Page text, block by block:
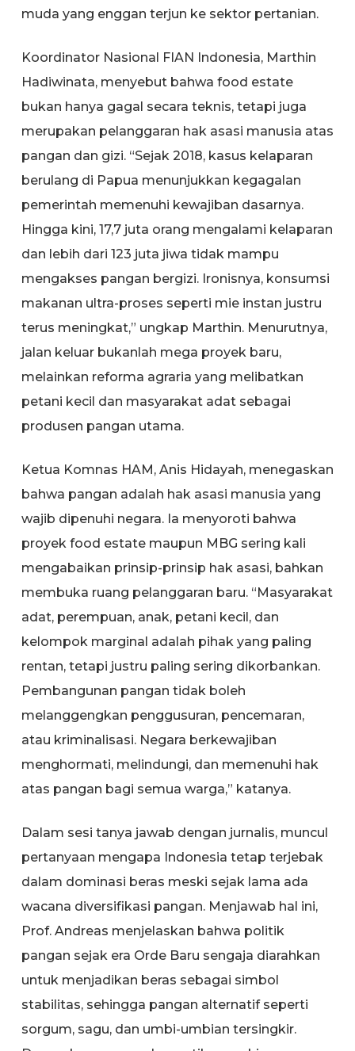
muda yang enggan terjun ke sektor pertanian.
Koordinator Nasional FIAN Indonesia, Marthin
Hadiwinata, menyebut bahwa food estate
bukan hanya gagal secara teknis, tetapi juga
merupakan pelanggaran hak asasi manusia atas
pangan dan gizi. “Sejak 2018, kasus kelaparan
berulang di Papua menunjukkan kegagalan
pemerintah memenuhi kewajiban dasarnya.
Hingga kini, 17,7 juta orang mengalami kelaparan
dan lebih dari 123 juta jiwa tidak mampu
mengakses pangan bergizi. Ironisnya, konsumsi
makanan ultra-proses seperti mie instan justru
terus meningkat,” ungkap Marthin. Menurutnya,
jalan keluar bukanlah mega proyek baru,
melainkan reforma agraria yang melibatkan
petani kecil dan masyarakat adat sebagai
produsen pangan utama.
Ketua Komnas HAM, Anis Hidayah, menegaskan
bahwa pangan adalah hak asasi manusia yang
wajib dipenuhi negara. Ia menyoroti bahwa
proyek food estate maupun MBG sering kali
mengabaikan prinsip-prinsip hak asasi, bahkan
membuka ruang pelanggaran baru. “Masyarakat
adat, perempuan, anak, petani kecil, dan
kelompok marginal adalah pihak yang paling
rentan, tetapi justru paling sering dikorbankan.
Pembangunan pangan tidak boleh
melanggengkan penggusuran, pencemaran,
atau kriminalisasi. Negara berkewajiban
menghormati, melindungi, dan memenuhi hak
atas pangan bagi semua warga,” katanya.
Dalam sesi tanya jawab dengan jurnalis, muncul
pertanyaan mengapa Indonesia tetap terjebak
dalam dominasi beras meski sejak lama ada
wacana diversifikasi pangan. Menjawab hal ini,
Prof. Andreas menjelaskan bahwa politik
pangan sejak era Orde Baru sengaja diarahkan
untuk menjadikan beras sebagai simbol
stabilitas, sehingga pangan alternatif seperti
sorgum, sagu, dan umbi-umbian tersingkir.